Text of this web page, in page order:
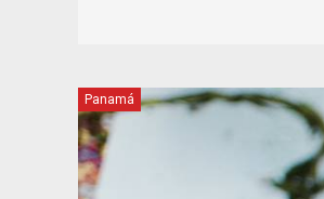
Panamá